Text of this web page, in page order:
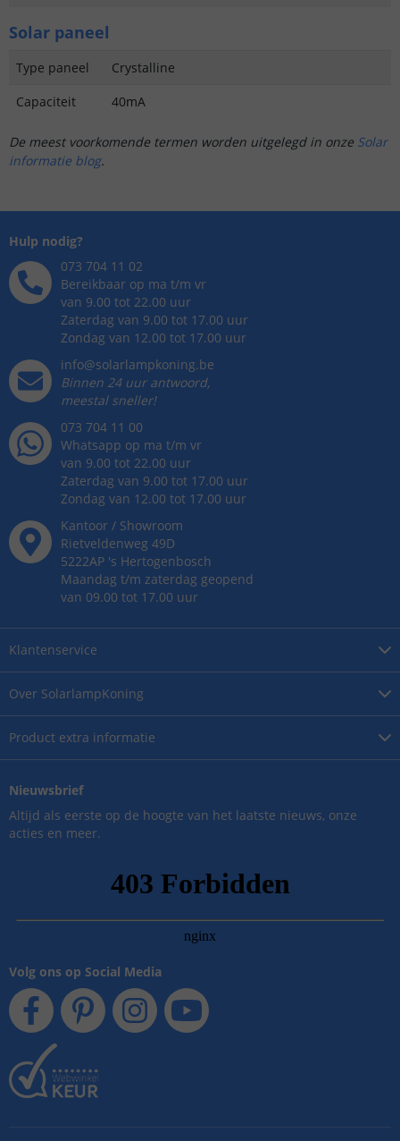
Solar paneel
Type paneel
Crystalline
Capaciteit
40mA
De meest voorkomende termen worden uitgelegd in onze Solar
informatie blog.
Over SolarlampKoning
Product extra informatie
Klantenservice
Hulp nodig?
073 704 11 02
Bereikbaar op ma t/m vr
van 9.00 tot 22.00 uur
Zaterdag van 9.00 tot 17.00 uur
Zondag van 12.00 tot 17.00 uur
info@solarlampkoning.be
Binnen 24 uur antwoord,
meestal sneller!
073 704 11 00
Whatsapp op ma t/m vr
van 9.00 tot 22.00 uur
Zaterdag van 9.00 tot 17.00 uur
Zondag van 12.00 tot 17.00 uur
Kantoor / Showroom
Rietveldenweg 49D
5222AP 's Hertogenbosch
Maandag t/m zaterdag geopend
van 09.00 tot 17.00 uur
Nieuwsbrief
Altijd als eerste op de hoogte van het laatste nieuws, onze
acties en meer.
Volg ons op Social Media